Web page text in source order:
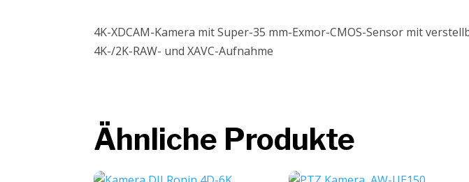
4K-XDCAM-Kamera mit Super-35 mm-Exmor-CMOS-Sensor mit
4K-/2K-RAW- und XAVC-Aufnahme
Ähnliche Produkte